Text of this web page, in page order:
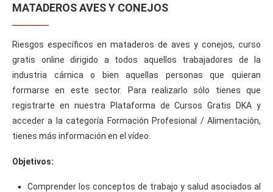
MATADEROS AVES Y CONEJOS
Riesgos específicos en mataderos de aves y conejos, curso
gratis online dirigido a todos aquellos trabajadores de la
industria cárnica o bien aquellas personas que quieran
formarse en este sector. Para realizarlo sólo tienes que
registrarte en nuestra Plataforma de Cursos Gratis DKA y
acceder a la categoría Formación Profesional / Alimentación,
tienes más información en el vídeo.
Objetivos:
Comprender los conceptos de trabajo y salud asociados al